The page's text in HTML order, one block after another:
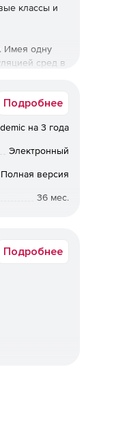
классы и
Имея одну
сред в
Подробнее
на 3 года
Электронный
Полная версия
36 мес.
Подробнее